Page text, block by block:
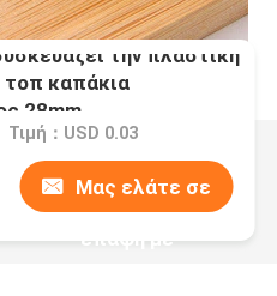
την πλαστική
καπάκια
28mm
Τιμή：USD 0.03
Μας ελάτε σε
επαφή με